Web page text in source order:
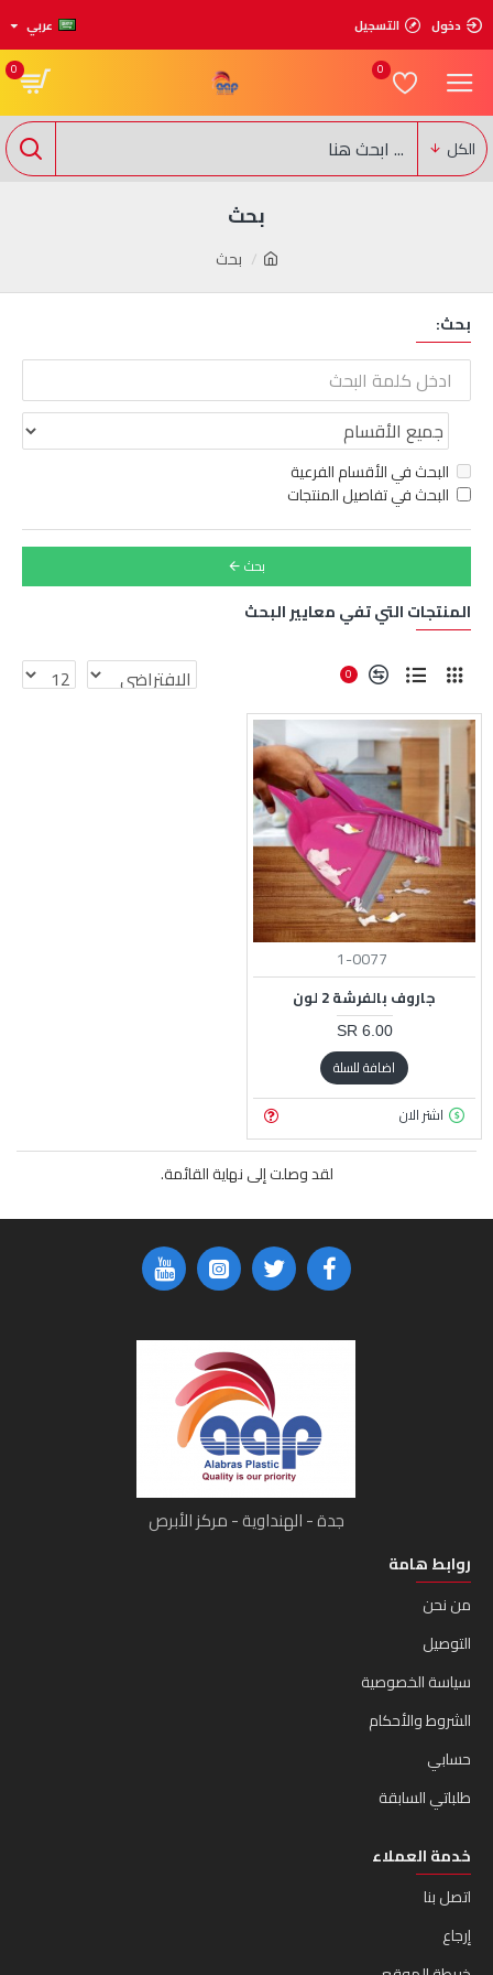
دخول التسجيل عربي
0
0
الكل
بحث
بحث
بحث:
البحث في الأقسام الفرعية
البحث في تفاصيل المنتجات
بحث
المنتجات التي تفي معايير البحث
0
1-0077
جاروف بالفرشة 2 لون
6.00 SR
اضافة للسلة
اشتر الان
لقد وصلت إلى نهاية القائمة.
جدة - الهنداوية - مركز الأبرص
روابط هامة
من نحن
التوصيل
سياسة الخصوصية
الشروط والأحكام
حسابي
طلباتي السابقة
خدمة العملاء
اتصل بنا
إرجاع